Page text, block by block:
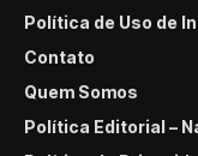
Política de Uso de
Contato
Quem Somos
Política Editorial –